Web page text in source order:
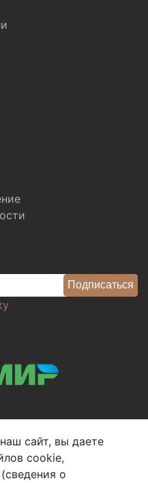
продажи
сайт, вы даете
cookie,
о